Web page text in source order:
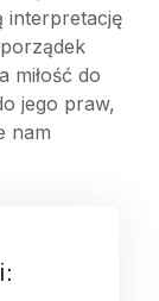
interpretację
miłość do
jego praw,
nam